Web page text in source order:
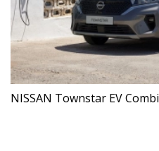
NISSAN Townstar EV Combi